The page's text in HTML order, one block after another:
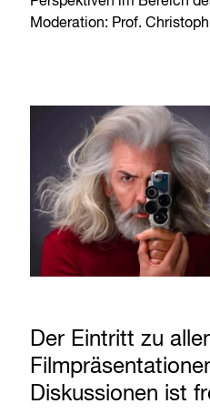
Moderation: Prof.
Der Eintritt zu
Diskussionen ist